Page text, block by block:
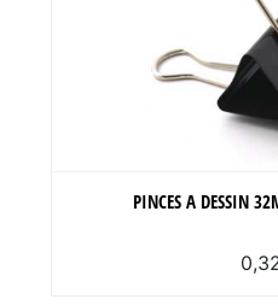
PINCES A DESSIN